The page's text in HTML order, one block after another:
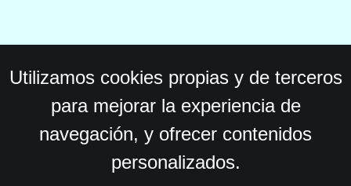
Utilizamos cookies propias y de terceros
para mejorar la experiencia de
navegación, y ofrecer contenidos
personalizados.